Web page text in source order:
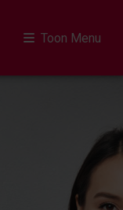
Toon Menu